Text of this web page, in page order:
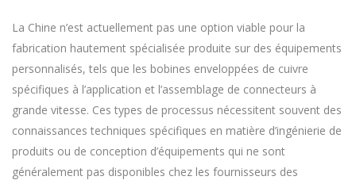
La Chine n’est actuellement pas une option viable pour la
fabrication hautement spécialisée produite sur des équipements
personnalisés, tels que les bobines enveloppées de cuivre
spécifiques à l’application et l’assemblage de connecteurs à
grande vitesse. Ces types de processus nécessitent souvent des
connaissances techniques spécifiques en matière d’ingénierie de
produits ou de conception d’équipements qui ne sont
généralement pas disponibles chez les fournisseurs des